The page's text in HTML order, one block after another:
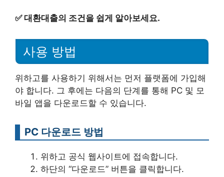
✅대환대출의 조건을 쉽게 알아보세요.
사용 방법
위하고를 사용하기 위해서는 먼저 플랫폼에 가입해
야 합니다. 그 후에는 다음의 단계를 통해 PC 및 모
바일 앱을 다운로드할 수 있습니다.
PC 다운로드 방법
위하고 공식 웹사이트에 접속합니다.
하단의 “다운로드” 버튼을 클릭합니다.